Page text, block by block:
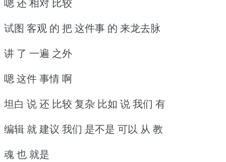
嗯 还 相对 比较
试图 客观 的 把 这件事 的 来龙去脉
讲 了 一遍 之外
嗯 这件 事情 啊
坦白 说 还 比较 复杂 比如 说 我们 有
编辑 就 建议 我们 是不是 可以 从 教
魂 也 就是